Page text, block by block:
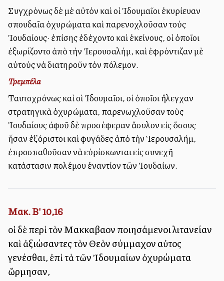
Συγχρόνως δὲ μὲ αὐτὸν καὶ οἱ Ἰδουμαῖοι ἐκυρίευαν
σπουδαῖα ὀχυρώματα καὶ παρενοχλοῦσαν τοὺς
Ἰουδαίους· ἐπίσης ἐδέχοντο καὶ ἐκείνους, οἱ ὁποῖοι
ἐξωρίζοντο ἀπὸ τὴν Ἱερουσαλήμ, καὶ ἐφρόντιζαν μὲ
αὐτοὺς νὰ διατηροῦν τὸν πόλεμον.
Τρεμπέλα
Ταυτοχρόνως καὶ οἱ Ἰδουμαῖοι, οἱ ὁποῖοι ἤλεγχαν
στρατηγικὰ ὀχυρώματα, παρενωχλοῦσαν τοὺς
Ἰουδαίους ἀφοῦ δὲ προσέφεραν ἄσυλον εἰς ὅσους
ἦσαν ἐξόριστοι καὶ φυγάδες ἀπὸ τὴν Ἱερουσαλήμ,
ἐπροσπαθοῦσαν νὰ εὑρίσκωνται εἰς συνεχῆ
κατάστασιν πολέμου ἐναντίον τῶν Ἰουδαίων.
Μακ. Β' 10,16
οἱ δὲ περὶ τὸν Μακκαβαῖον ποιησάμενοι λιτανείαν
καὶ ἀξιώσαντες τὸν Θεὸν σύμμαχον αὐτοῖς
γενέσθαι, ἐπὶ τὰ τῶν Ἰδουμαίων ὀχυρώματα
ὥρμησαν,